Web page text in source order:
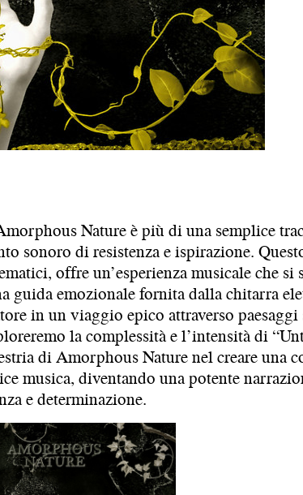
Nature è più di una semplice
sonoro di resistenza e ispirazione.
offre un’esperienza musicale che si
guida emozionale fornita dalla chitarra
in un viaggio epico attraverso
la complessità e l’intensità di
di Amorphous Nature nel creare una
musica, diventando una potente
e determinazione.